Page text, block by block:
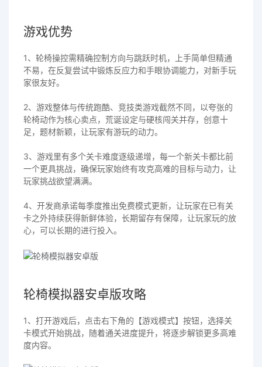
游戏优势
1、轮椅操控需精确控制方向与跳跃时机，上手简单但精通
不易，在反复尝试中锻炼反应力和手眼协调能力，对新手玩
家很友好。
2、游戏整体与传统跑酷、竞技类游戏截然不同，以夸张的
轮椅动作为核心卖点，荒诞设定与硬核闯关并存，创意十
足，题材新颖，让玩家有游玩的动力。
3、游戏里有多个关卡难度逐级递增，每一个新关卡都比前
一个更具挑战，确保玩家始终有攻克高难的目标与动力，让
玩家挑战欲望满满。
4、开发商承诺每季度推出免费模式更新，让玩家在已有关
卡之外持续获得新鲜体验，长期留存有保障，让玩家玩的放
心，可以长期的进行投入。
轮椅模拟器安卓版攻略
1、打开游戏后，点击右下角的【游戏模式】按钮，选择关
卡模式开始挑战，随着通关进度提升，将逐步解锁更多高难
度内容。